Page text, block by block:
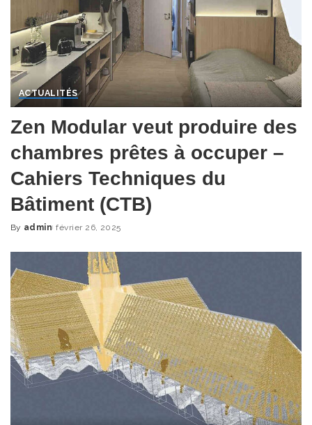
ACTUALITÉS
Zen Modular veut produire des
chambres prêtes à occuper –
Cahiers Techniques du
Bâtiment (CTB)
Posted
By admin février 26, 2025